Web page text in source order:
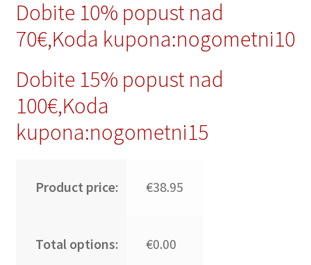
Dobite 10% popust nad
70€,Koda kupona:nogometni10
Dobite 15% popust nad
100€,Koda
kupona:nogometni15
Product price: €38.95
Total options: €0.00